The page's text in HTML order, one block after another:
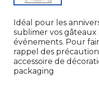
Idéal pour les
sublimer vos
événements. Pour
rappel des
accessoire de
packaging